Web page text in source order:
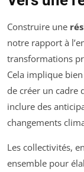
Construire une
notre rapport à
transformations
Cela implique
de créer un cadre
inclure des
changements
Les collectivités,
ensemble pour